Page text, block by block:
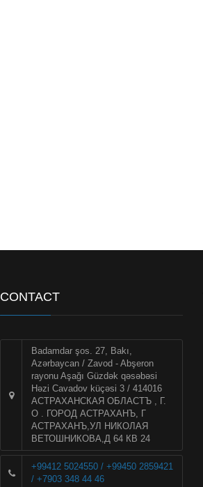
CONTACT
Badamdar şos. 27, Bakı,
Azərbaycan / Zavod - Abşeron
rayonu Aşağı Güzdək qəsəbəsi
Həzi Cavadov küçəsi 3 / 414016
АСТРАХАНСКАЯ ОБЛАСТЪ , Г.
О . ГОРОД АСТРАХАНЪ, Г
АСТРАХАНЪ,УЛ НИКОЛАЯ
ВЕТОШНИКОВА,Д 64 КВ 24
+99412 5024550 / +99450 2859421
/ +7903 348 44 46